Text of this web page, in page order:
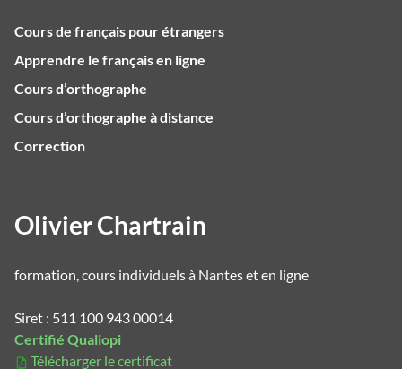
Cours de français pour étrangers
Apprendre le français en ligne
Cours d’orthographe
Cours d’orthographe à distance
Correction
Olivier Chartrain
formation, cours individuels à Nantes et en ligne
Siret : 511 100 943 00014
Certifié Qualiopi
Télécharger le certificat